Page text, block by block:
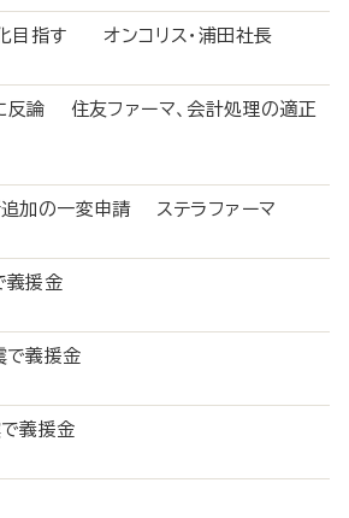
目指す オンコリス・浦田社長
反論 住友ファーマ、会計処理の適正
追加の一変申請 ステラファーマ
義援金
で義援金
で義援金